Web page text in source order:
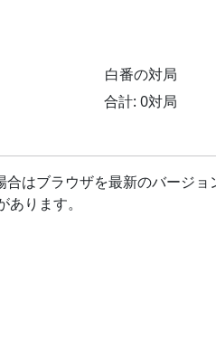
白番の対局
合計: 0対局
はブラウザを最新のバージ
ります。